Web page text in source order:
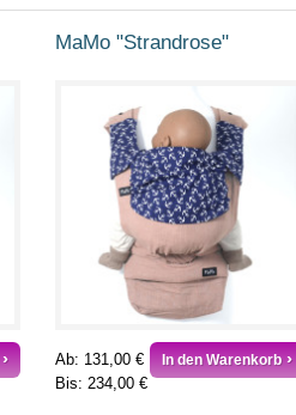
MaMo "Strandrose"
Ab: 131,00 €
Bis: 234,00 €
In den Warenkorb